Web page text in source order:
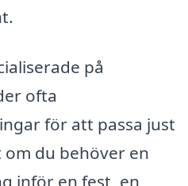
på
ofta
för att passa just
du behöver en
inför en fest, en